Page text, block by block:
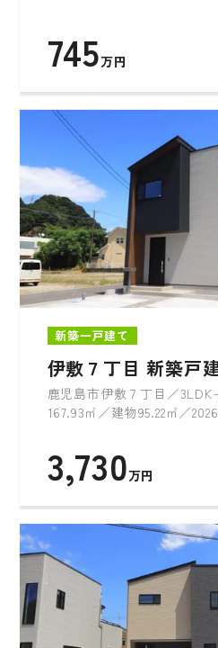
745万円
新築一戸建て
伊敷７丁目 新築戸
鹿児島市伊敷７丁目／
167.93㎡／建物95.22㎡／
3,730万円